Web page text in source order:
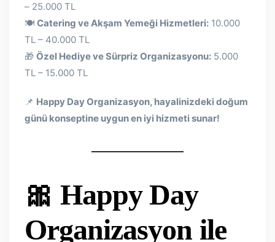
– 25.000 TL
🍽 Catering ve Akşam Yemeği Hizmetleri: 10.000
TL – 40.000 TL
🎁 Özel Hediye ve Sürpriz Organizasyonu: 5.000
TL – 15.000 TL
📌 Happy Day Organizasyon, hayalinizdeki doğum
günü konseptine uygun en iyi hizmeti sunar!
🎀 Happy Day
Organizasyon ile